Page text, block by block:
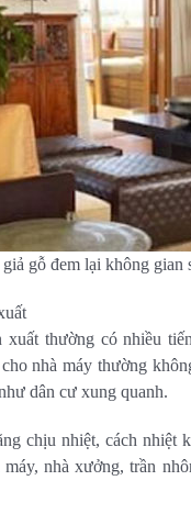
gỗ đem lại không
xuất thường có nhiều
nhà máy thường
dân cư xung quanh.
chịu nhiệt, cách nhiệt
nhà xưởng, trần